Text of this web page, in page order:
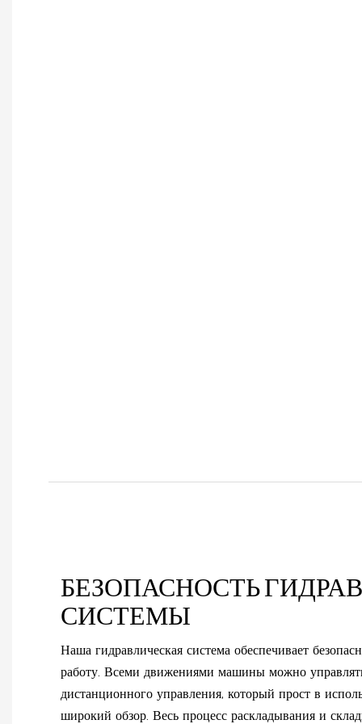
БЕЗОПАСНОСТЬ
СИСТЕМЫ
Наша гидравлическая система обеспечивает
работу. Всеми движениями машины можно
дистанционного управления, который прост в
широкий обзор. Весь процесс раскладывания и